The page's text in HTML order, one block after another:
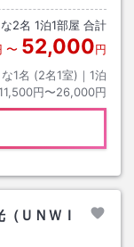
2名 1泊1部屋 合計
〜 52,000円
1名 (2名1室)｜ 1泊
円〜26,000円
ＵＮＷＩ